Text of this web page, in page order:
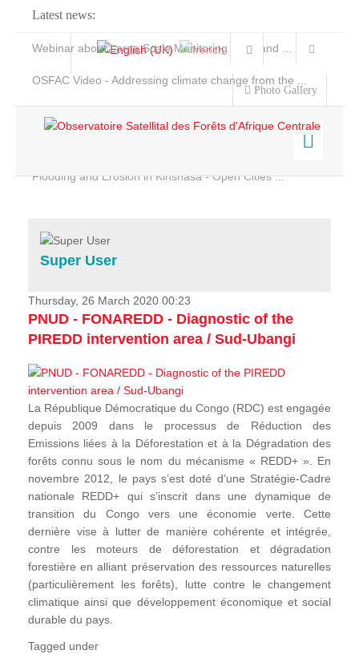
Latest news:
Webinar about Large Scale Monitoring and Land ...
OSFAC Video - Addressing climate change from the ...
Flooding and Erosion in Kinshasa - Open Cities ...
Photo Gallery
Home
Services
Projects
News & Stories
Super User
Thursday, 26 March 2020 00:23
PNUD - FONAREDD - Diagnostic of the
PIREDD intervention area / Sud-Ubangi
La République Démocratique du Congo (RDC) est engagée
depuis 2009 dans le processus de Réduction des
Emissions liées à la Déforestation et à la Dégradation des
forêts connu sous le nom du mécanisme « REDD+ ». En
novembre 2012, le pays s’est doté d’une Stratégie-Cadre
nationale REDD+ qui s’inscrit dans une dynamique de
transition du Congo vers une économie verte. Cette
dernière vise à lutter de manière cohérente et intégrée,
contre les moteurs de déforestation et dégradation
forestière en alliant préservation des ressources naturelles
(particulièrement les forêts), lutte contre le changement
climatique ainsi que développement économique et social
durable du pays.
Tagged under